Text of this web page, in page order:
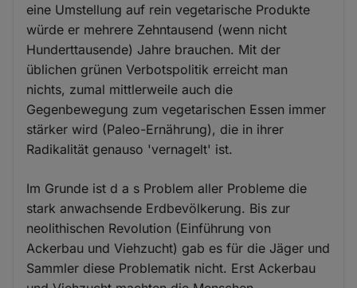
eine Umstellung auf rein vegetarische Produkte
würde er mehrere Zehntausend (wenn nicht
Hunderttausende) Jahre brauchen. Mit der
üblichen grünen Verbotspolitik erreicht man
nichts, zumal mittlerweile auch die
Gegenbewegung zum vegetarischen Essen immer
stärker wird (Paleo-Ernährung), die in ihrer
Radikalität genauso 'vernagelt' ist.
Im Grunde ist d a s Problem aller Probleme die
stark anwachsende Erdbevölkerung. Bis zur
neolithischen Revolution (Einführung von
Ackerbau und Viehzucht) gab es für die Jäger und
Sammler diese Problematik nicht. Erst Ackerbau